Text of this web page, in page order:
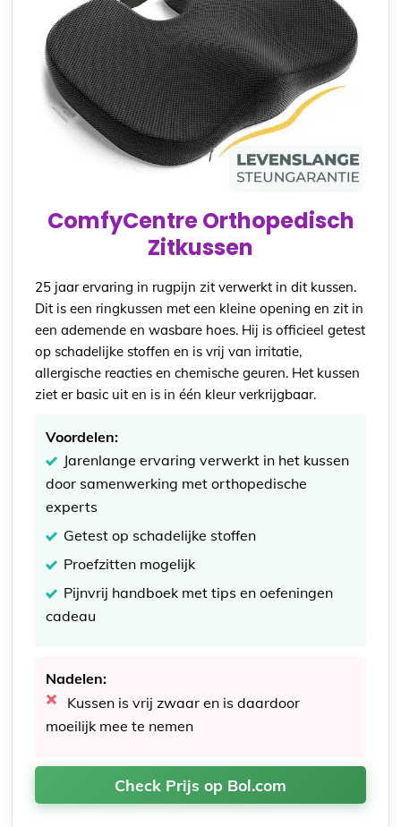
ComfyCentre Orthopedisch
Zitkussen
25 jaar ervaring in rugpijn zit verwerkt in dit kussen.
Dit is een ringkussen met een kleine opening en zit in
een ademende en wasbare hoes. Hij is officieel getest
op schadelijke stoffen en is vrij van irritatie,
allergische reacties en chemische geuren. Het kussen
ziet er basic uit en is in één kleur verkrijgbaar.
Voordelen:
Jarenlange ervaring verwerkt in het kussen
door samenwerking met orthopedische
experts
Getest op schadelijke stoffen
Proefzitten mogelijk
Pijnvrij handboek met tips en oefeningen
cadeau
Nadelen:
Kussen is vrij zwaar en is daardoor
moeilijk mee te nemen
Check Prijs op Bol.com